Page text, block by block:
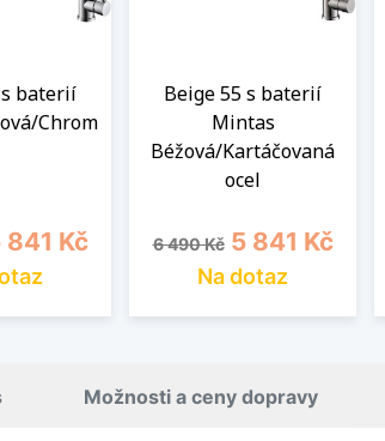
baterií
Chrom
841 Kč
Beige 55 s baterií
Mintas
Béžová/Kartáčovaná
ocel
Běžná cena
6 490 Kč Cena
5 841 Kč
Na dotaz
Možnosti a ceny dopravy